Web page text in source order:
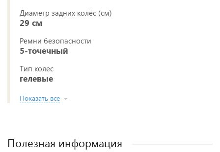
Диаметр задних колёс (см)
29 см
Ремни безопасности
5-точечный
Тип колес
гелевые
Показать все
Полезная информация